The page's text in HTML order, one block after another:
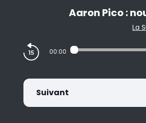
Aaron Pico :
La
00:00
Suivant